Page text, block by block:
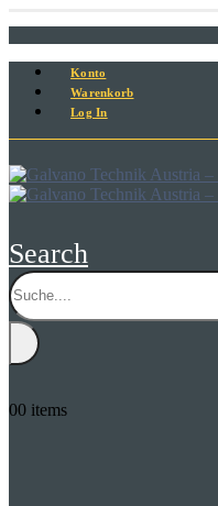
Konto
Warenkorb
Log In
Search
00 items